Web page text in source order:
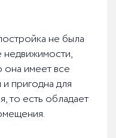
не была
недвижимости,
она имеет все
пригодна для
то есть обладает